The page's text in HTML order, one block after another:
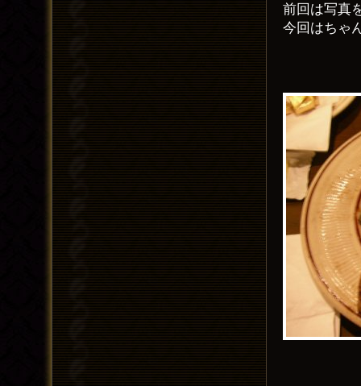
前回は写真
今回はちゃ